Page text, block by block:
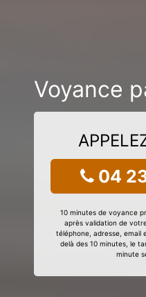
Voyance
04
10 minutes de voyance
après validation de
téléphone, adresse, email
delà des 10 minutes, le
minute